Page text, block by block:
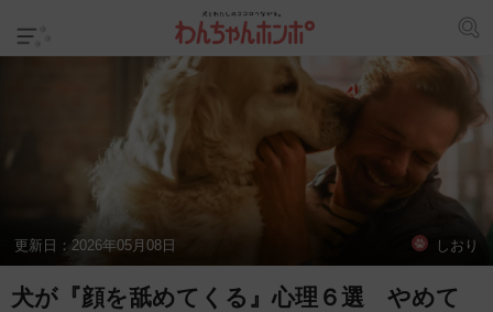
更新日： 2026年05月08日 しおり
犬が『顔を舐めてくる』心理６選 やめて